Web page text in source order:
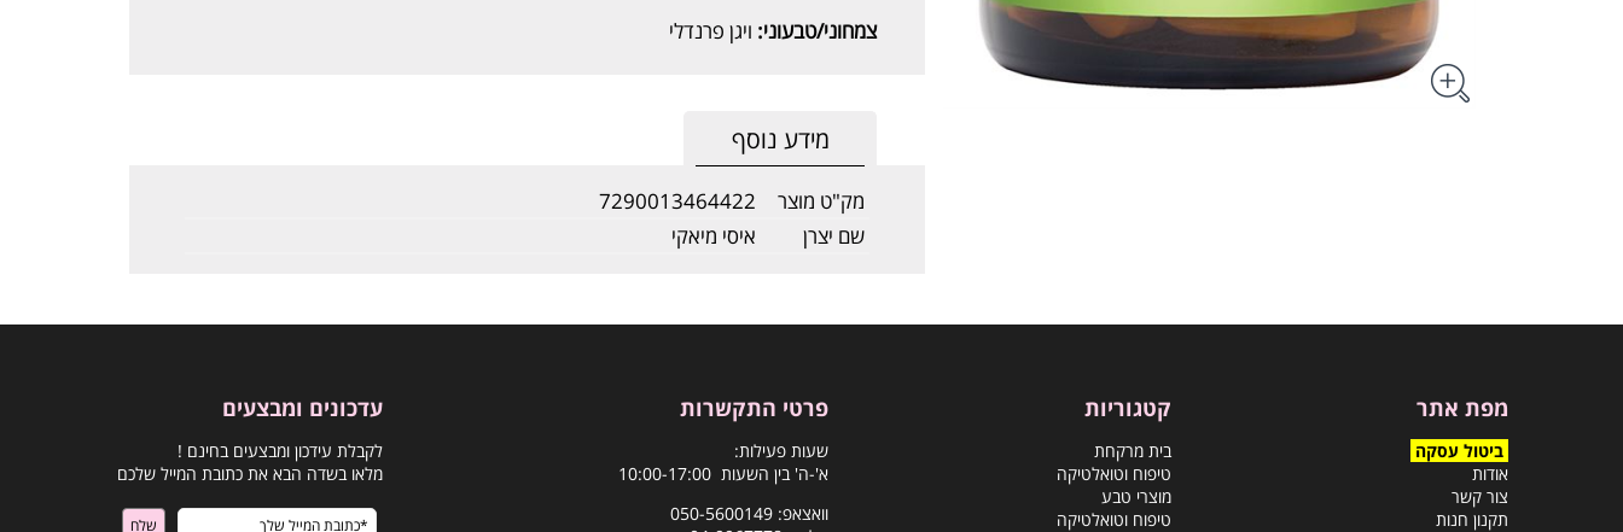
צמחוני/טבעוני: ויגן פרנדלי
מידע נוסף
מק"ט מוצר
7290013464422
שם יצרן
איסי מיאקי
מפת אתר
ביטול עסקה
אודות
צור קשר
תקנון חנות
קטגוריות
בית מרקחת
טיפוח וטואלטיקה
מוצרי טבע
טיפוח וטואלטיקה
פרטי התקשרות
שעות פעילות:
א'-ה' בין השעות 10:00-17:00
וואצאפ: 050-5600149
עדכונים ומבצעים
לקבלת עידכון ומבצעים בחינם !
מלאו בשדה הבא את כתובת המייל שלכם